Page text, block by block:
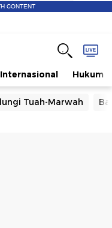
CONTENT
Internasional Hukum
Tuah-Marwah